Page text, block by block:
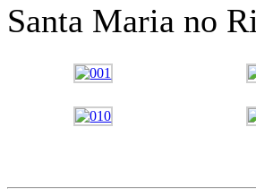
Santa Maria no